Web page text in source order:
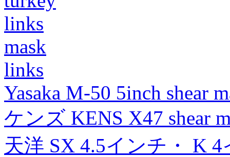
links
mask
links
Yasaka M-50 5inch shear
ケンズ KENS X47 shear
天洋 SX 4.5インチ・ K